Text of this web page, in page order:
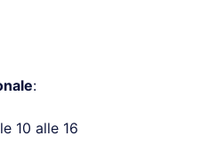
:
10 alle 16